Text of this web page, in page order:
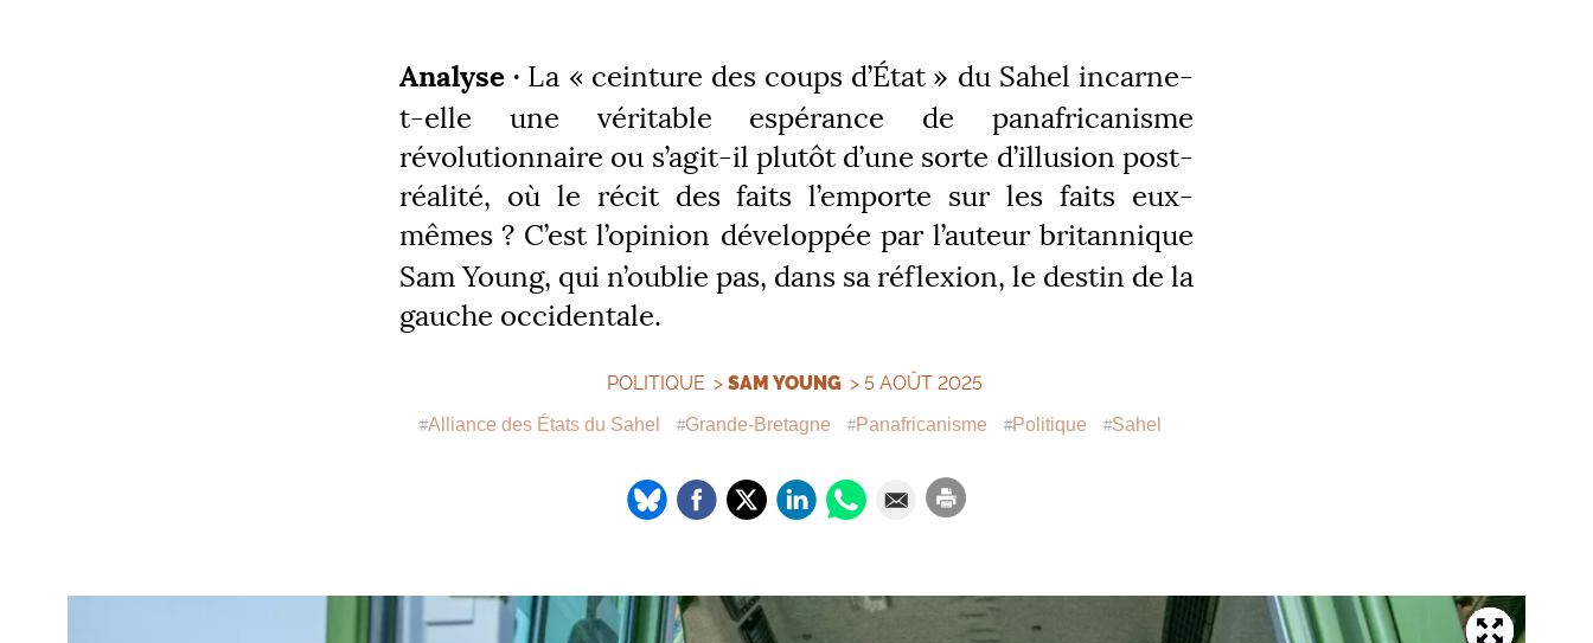
Analyse · La « ceinture des coups d’État » du Sahel incarne-
t-elle une véritable espérance de panafricanisme
révolutionnaire ou s’agit-il plutôt d’une sorte d’illusion post-
réalité, où le récit des faits l’emporte sur les faits eux-
mêmes ? C’est l’opinion développée par l’auteur britannique
Sam Young, qui n’oublie pas, dans sa réflexion, le destin de la
gauche occidentale.
POLITIQUE > SAM YOUNG > 5 AOÛT 2025
Alliance des États du Sahel Grande-Bretagne Panafricanisme Politique Sahel